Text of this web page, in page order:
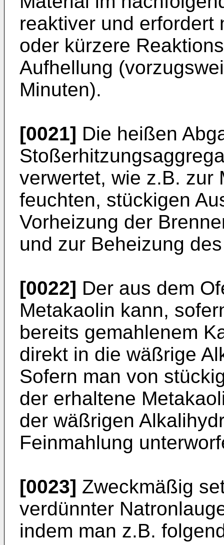
reaktiver und erfordert
oder kürzere
Aufhellung
Minuten).
[0021] Die heißen
verwertet, wie z.B. zur
feuchten, stückigen
Vorheizung der
und zur Beheizung
[0022] Der aus dem
Metakaolin kann,
bereits gemahlenem
direkt in die wäßrige
Sofern man von
der erhaltene
der wäßrigen
Feinmahlung
[0023] Zweckmäßig
verdünnter
indem man z.B.